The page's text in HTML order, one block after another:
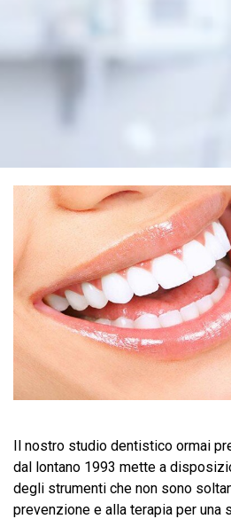
Il nostro studio dentistico ormai
dal lontano 1993 mette a
degli strumenti che non sono
prevenzione e alla terapia per una